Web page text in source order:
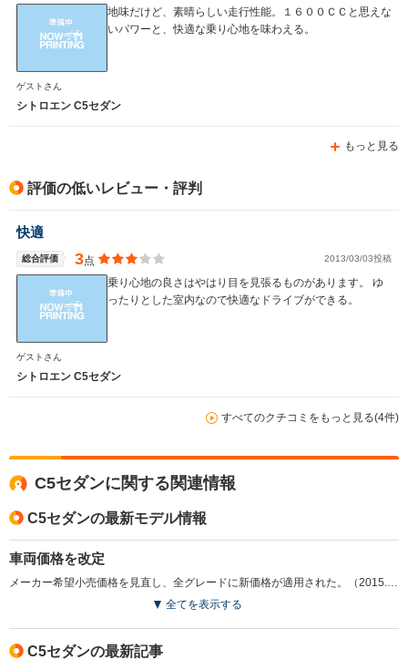
地味だけど、素晴らしい走行性能。１６００ＣＣと思えな
いパワーと、快適な乗り心地を味わえる。
ゲストさん
シトロエン C5セダン
もっと見る
評価の低いレビュー・評判
快適
総合評価 3点 2013/03/03投稿
乗り心地の良さはやはり目を見張るものがあります。 ゆ
ったりとした室内なので快適なドライブができる。
ゲストさん
シトロエン C5セダン
すべてのクチコミをもっと見る(4件)
C5セダンに関する関連情報
C5セダンの最新モデル情報
車両価格を改定
全てを表示する
C5セダンの最新記事